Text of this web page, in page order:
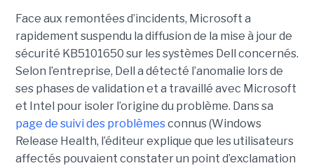
Face aux remontées d’incidents, Microsoft a
rapidement suspendu la diffusion de la mise à jour de
sécurité KB5101650 sur les systèmes Dell concernés.
Selon l’entreprise, Dell a détecté l’anomalie lors de
ses phases de validation et a travaillé avec Microsoft
et Intel pour isoler l’origine du problème. Dans sa
page de suivi des problèmesconnus (Windows
Release Health, l’éditeur explique que les utilisateurs
affectés pouvaient constater un point d’exclamation